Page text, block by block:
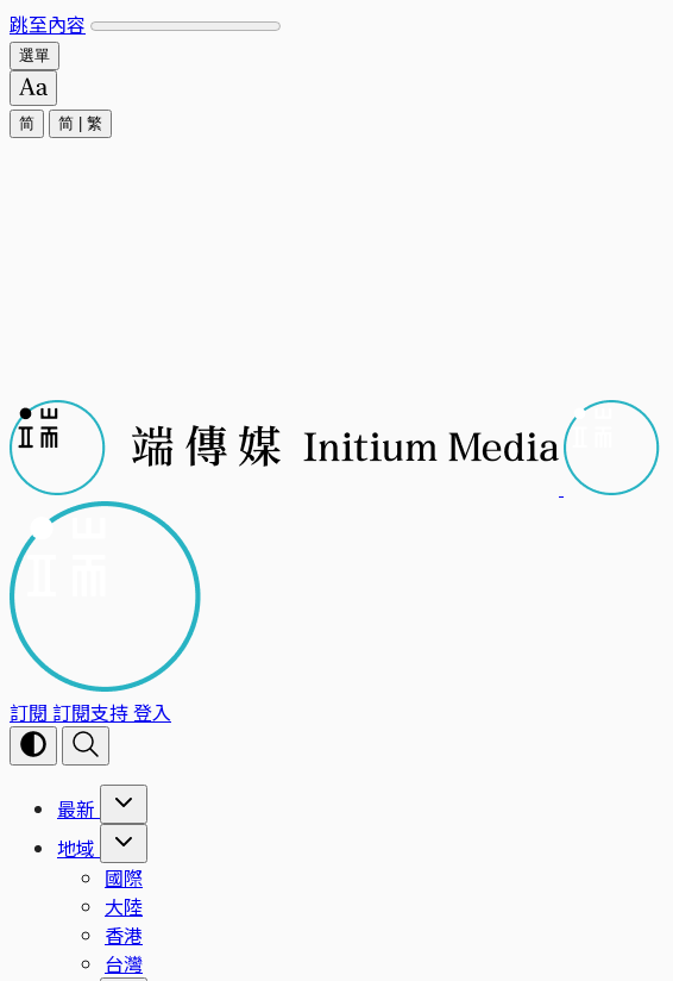
跳至內容
選單
简 简 繁
訂閱 訂閱支持登入
最新
地域
國際
大陸
香港
台灣